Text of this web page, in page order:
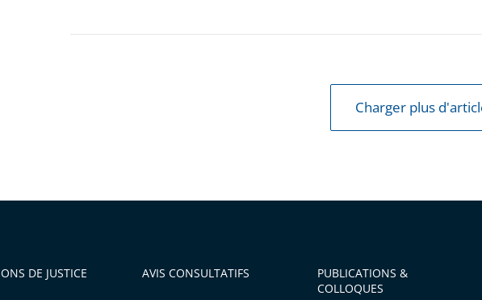
Charger plus
DE JUSTICE AVIS CONSULTATIFS
PUBLICATIONS &
COLLOQUES